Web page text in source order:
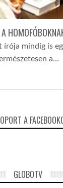
írója mindig is
a…
A
GLOBOTV